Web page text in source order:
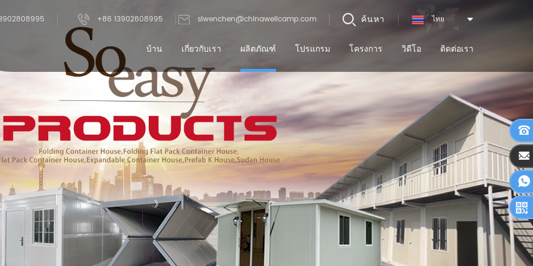
ไทย
ค้นหา
+86 13902808995 siwenchen@chinawellcamp.com
บ้าน เกี่ยวกับเรา ผลิตภัณฑ์ โปรแกรม โครงการ วิดีโอ ติดต่อเรา